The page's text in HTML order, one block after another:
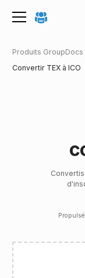
Produits GroupDocs
Convertir TEX à ICO